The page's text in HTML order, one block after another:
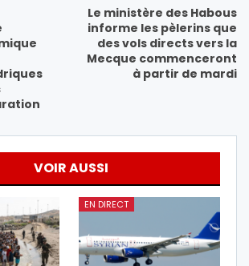
Le ministère des Habous
informe les pèlerins que
des vols directs vers la
Mecque commenceront
à partir de mardi
VOIR AUSSI
EN DIRECT